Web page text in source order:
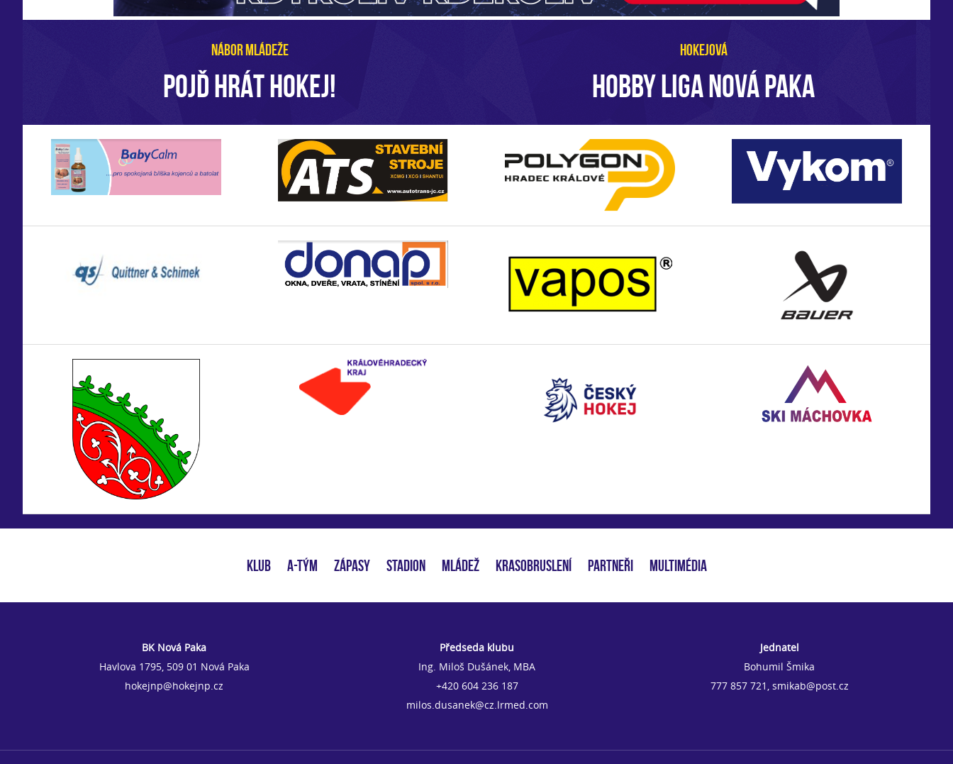
NÁBOR MLÁDEŽE
POJĎ HRÁT HOKEJ!
HOKEJOVÁ
HOBBY LIGA NOVÁ PAKA
KLUB A-TÝM ZÁPASY STADION MLÁDEŽ KRASOBRUSLENÍ PARTNEŘI MULTIMÉDIA
BK Nová Paka
Havlova 1795, 509 01 Nová Paka
hokejnp@hokejnp.cz
Předseda klubu
Ing. Miloš Dušánek, MBA
+420 604 236 187
milos.dusanek@cz.lrmed.com
Jednatel
Bohumil Šmika
777 857 721, smikab@post.cz